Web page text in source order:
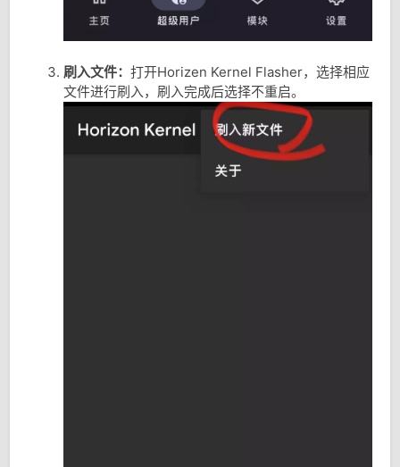
刷入文件： 打开Horizen Kernel Flasher，选择相应
文件进行刷入，刷入完成后选择不重启。